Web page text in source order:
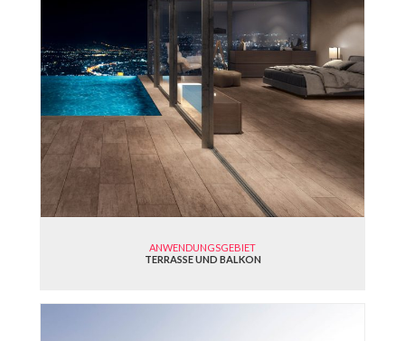
ANWENDUNGSGEBIET
TERRASSE UND BALKON